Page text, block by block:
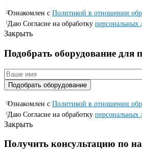
Ознакомлен с Политикой в отношении
Даю Согласие на обработку персональных
Закрыть
Подобрать оборудование для
Ознакомлен с Политикой в отношении
Даю Согласие на обработку персональных
Закрыть
Получить консультацию по